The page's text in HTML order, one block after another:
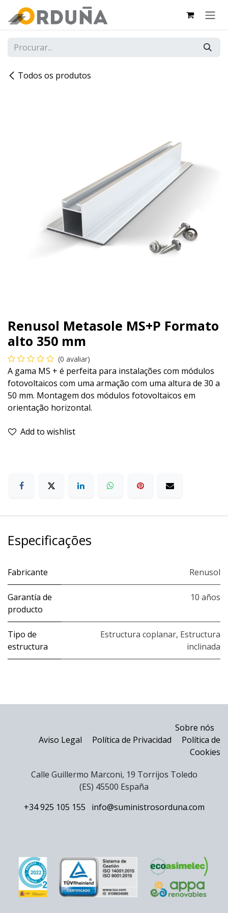
Todos os produtos
Renusol Metasole MS+P Formato
alto 350 mm
(0 avaliar)
A gama MS + é perfeita para instalações com módulos
fotovoltaicos com uma armação com uma altura de 30 a
50 mm. Montagem dos módulos fotovoltaicos em
orientação horizontal.
Add to wishlist
Especificações
Fabricante Renusol
Garantía de
producto
10 años
Tipo de
estructura
Estructura coplanar, Estructura
inclinada
Sobre nós
Aviso Legal
Política de Privacidad
Política de
Cookies
Calle Guillermo Marconi, 19 Torrijos Toledo
(ES) 45500 España
+34 925 105 155
info@suministrosorduna.com